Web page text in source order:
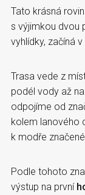
Tato krásná
s výjimkou dvou
vyhlídky, začíná
Trasa vede z
podél vody až
odpojíme od
kolem lanového
k modře
Podle tohoto
výstup na první